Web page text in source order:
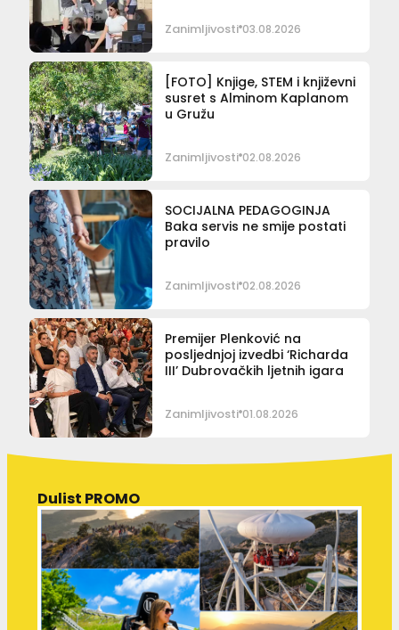
Zanimljivosti 03.08.2026
[FOTO] Knjige, STEM i književni
susret s Alminom Kaplanom
u Gružu
Zanimljivosti 02.08.2026
SOCIJALNA PEDAGOGINJA
Baka servis ne smije postati
pravilo
Zanimljivosti 02.08.2026
Premijer Plenković na
posljednjoj izvedbi ‘Richarda
III’ Dubrovačkih ljetnih igara
Zanimljivosti 01.08.2026
Dulist PROMO